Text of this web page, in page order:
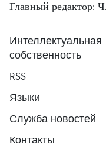
Главный
Интеллектуальная
собственность
RSS
Языки
Служба новостей
Контакты